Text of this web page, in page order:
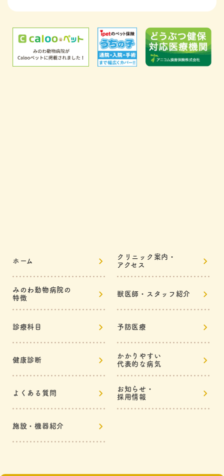
ホーム
クリニック案内・
アクセス
みのわ動物病院の
特徴
獣医師・スタッフ紹介
診療科目 予防医療
健康診断
かかりやすい
代表的な病気
よくある質問
お知らせ・
採用情報
施設・機器紹介